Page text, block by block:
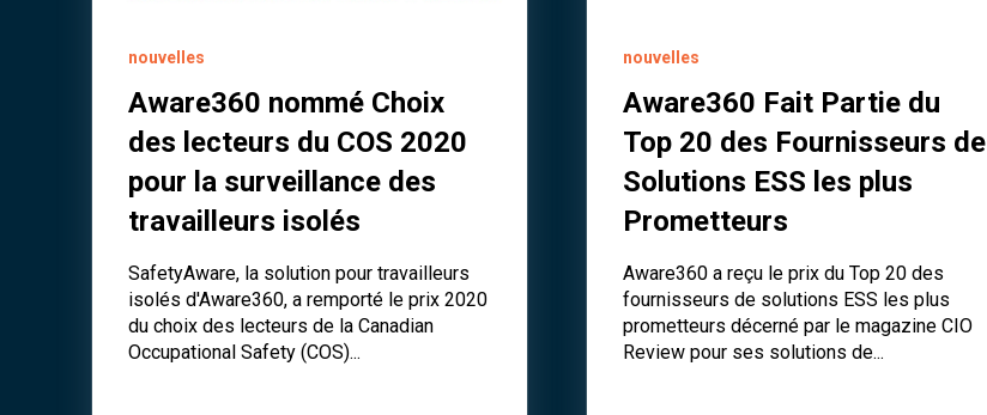
nouvelles
Aware360 nommé Choix
des lecteurs du COS 2020
pour la surveillance des
travailleurs isolés
SafetyAware, la solution pour travailleurs
isolés d'Aware360, a remporté le prix 2020
du choix des lecteurs de la Canadian
Occupational Safety (COS)...
nouvelles
Aware360 Fait Partie du
Top 20 des Fournisseurs de
Solutions ESS les plus
Prometteurs
Aware360 a reçu le prix du Top 20 des
fournisseurs de solutions ESS les plus
prometteurs décerné par le magazine CIO
Review pour ses solutions de...